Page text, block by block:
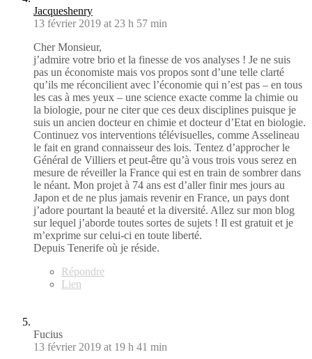
Jacqueshenry
13 février 2019 at 23 h 57 min
Cher Monsieur,
j’admire votre brio et la finesse de vos analyses ! Je ne suis
pas un économiste mais vos propos sont d’une telle clarté
qu’ils me réconcilient avec l’économie qui n’est pas – en tous
les cas à mes yeux – une science exacte comme la chimie ou
la biologie, pour ne citer que ces deux disciplines puisque je
suis un ancien docteur en chimie et docteur d’Etat en biologie.
Continuez vos interventions télévisuelles, comme Asselineau
le fait en grand connaisseur des lois. Tentez d’approcher le
Général de Villiers et peut-être qu’à vous trois vous serez en
mesure de réveiller la France qui est en train de sombrer dans
le néant. Mon projet à 74 ans est d’aller finir mes jours au
Japon et de ne plus jamais revenir en France, un pays dont
j’adore pourtant la beauté et la diversité. Allez sur mon blog
sur lequel j’aborde toutes sortes de sujets ! Il est gratuit et je
m’exprime sur celui-ci en toute liberté.
Depuis Tenerife où je réside.
Répondre
Lien
Fucius
13 février 2019 at 19 h 41 min